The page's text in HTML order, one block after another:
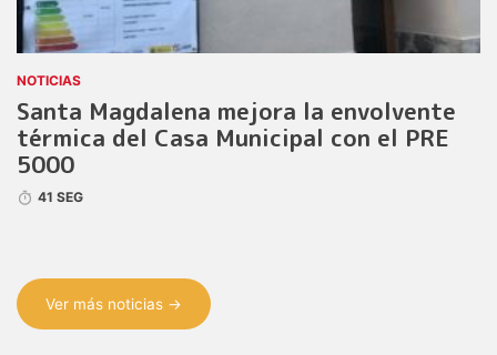
NOTICIAS
Santa Magdalena mejora la envolvente
térmica del Casa Municipal con el PRE
5000
41 SEG
Ver más noticias →